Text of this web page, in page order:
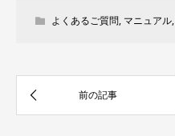
よくあるご質問, マニュアル,